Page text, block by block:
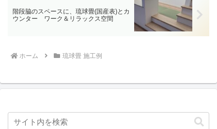
階段脇のスペースに、琉球畳(国産表)とカ
ウンター ワーク＆リラックス空間
ホーム 琉球畳 施工例